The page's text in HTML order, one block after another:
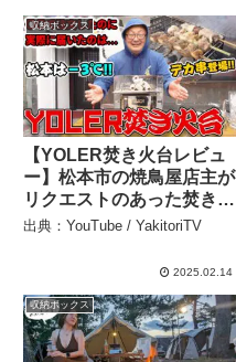
収納ボックス
【YOLER焚き火台レビュ
ー】松本市の焼鳥屋店主が
リクエストのあった焚き火
台で美味しく焼鳥が焼ける
出典：YouTube / YakitoriTV
2025.02.14
収納ボックス